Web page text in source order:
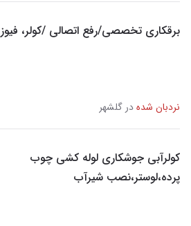
برقکاری تخصصی/رفع اتصالی /کولر، فیوز
نردبان شدهدر گلشهر
کولرآبی جوشکاری لوله کشی چوب
پرده،لوستر،نصب شیرآب